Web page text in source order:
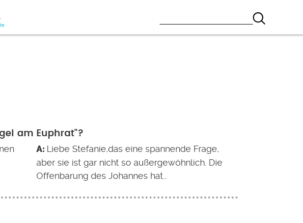
am Euphrat"?
Liebe Stefanie,das eine spannende Frage,
aber sie ist gar nicht so außergewöhnlich. Die
Offenbarung des Johannes hat…